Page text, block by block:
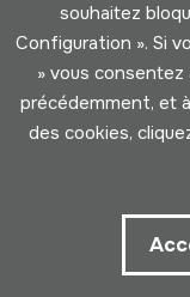
souhaitez
Configuration ». Si
» vous
précédemment, et
des cookies,